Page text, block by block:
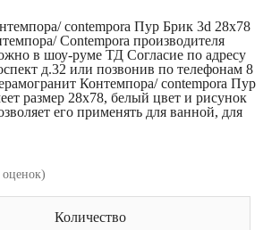
contempora Пур Брик 3d 28x78
Contempora производителя
в шоу-руме ТД Согласие по адресу
д.32 или позвонив по телефонам 8
Контемпора/ contempora Пур
размер 28x78, белый цвет и рисунок
его применять для ванной, для
Количество